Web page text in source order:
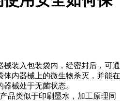
械装入包装袋内，经密封后，可通
体内器械上的微生物杀灭，并能在
械处于无菌状态。
品类似于印刷墨水，加工原理同